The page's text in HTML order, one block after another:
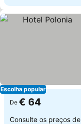
Escolha popular
De € 64
Consulte os preços de